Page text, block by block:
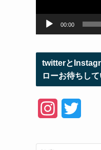
00:00
twitterと
ローお待ちして